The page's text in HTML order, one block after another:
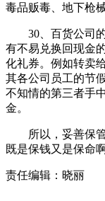
毒品贩毒、地下枪
30、百货公司的
有不易兑换回现金
化礼券。例如转卖
其各公司员工的节
不知情的第三者手
金。
所以，妥善保管
既是保钱又是保命啊
责任编辑：晓丽